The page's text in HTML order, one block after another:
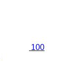
100